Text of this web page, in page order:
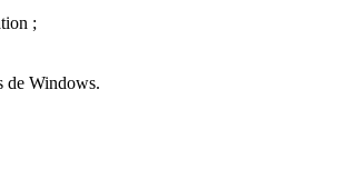
;
de Windows.